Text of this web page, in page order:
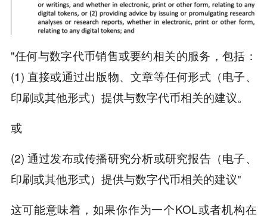
"任何与数字代币销售或要约相关的服务，包括：
(1) 直接或通过出版物、文章等任何形式（电子、
印刷或其他形式）提供与数字代币相关的建议。
或
(2) 通过发布或传播研究分析或研究报告（电子、
印刷或其他形式）提供与数字代币相关的建议"
这可能意味着，如果你作为一个KOL或者机构在